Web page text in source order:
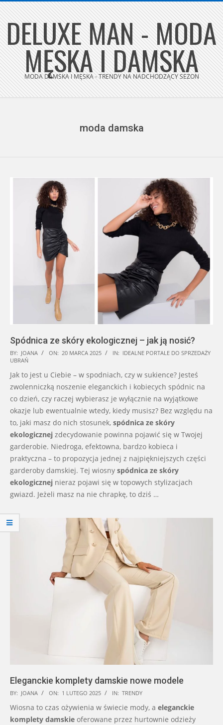
Skip
to
content
DELUXE MAN - MODA
MĘSKA I DAMSKA
MODA DAMSKA I MĘSKA - TRENDY NA NADCHODZĄCY SEZON
moda damska
Spódnica ze skóry ekologicznej – jak ją nosić?
2025-
03-
20
BY: JOANA ON: 20 MARCA 2025 IN: IDEALNE PORTALE DO SPRZEDAŻY
UBRAŃ
Jak to jest u Ciebie – w spodniach, czy w sukience? Jesteś
zwolenniczką noszenie eleganckich i kobiecych spódnic na
co dzień, czy raczej wybierasz je wyłącznie na wyjątkowe
okazje lub ewentualnie wtedy, kiedy musisz? Bez względu na
to, jaki masz do nich stosunek, spódnica ze skóry
ekologicznej zdecydowanie powinna pojawić się w Twojej
garderobie. Niedroga, efektowna, bardzo kobieca i
praktyczna – to propozycja jednej z najpiękniejszych części
garderoby damskiej. Tej wiosny spódnica ze skóry
ekologicznej nieraz pojawi się w topowych stylizacjach
gwiazd. Jeżeli masz na nie chrapkę, to dziś …
Eleganckie komplety damskie nowe modele
2025-
02-
01
BY: JOANA ON: 1 LUTEGO 2025 IN: TRENDY
Wiosna to czas ożywienia w świecie mody, a eleganckie
komplety damskie oferowane przez hurtownie odzieży